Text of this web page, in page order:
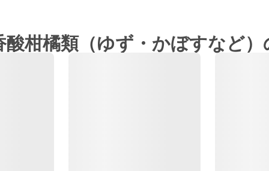
酸柑橘類（ゆず・かぼすなど）